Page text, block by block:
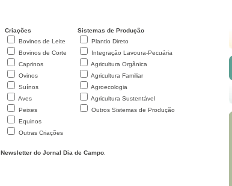
Criações
Sistemas de Produção
Bovinos de Leite
Bovinos de Corte
Caprinos
Ovinos
Suínos
Aves
Peixes
Equinos
Outras Criações
Plantio Direto
Integração Lavoura-Pecuária
Agricultura Orgânica
Agricultura Familiar
Agroecologia
Agricultura Sustentável
Outros Sistemas de Produção
Newsletter do Jornal Dia de Campo